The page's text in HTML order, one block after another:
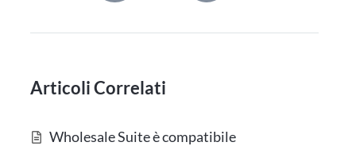
Articoli Correlati
Wholesale Suite è compatibile